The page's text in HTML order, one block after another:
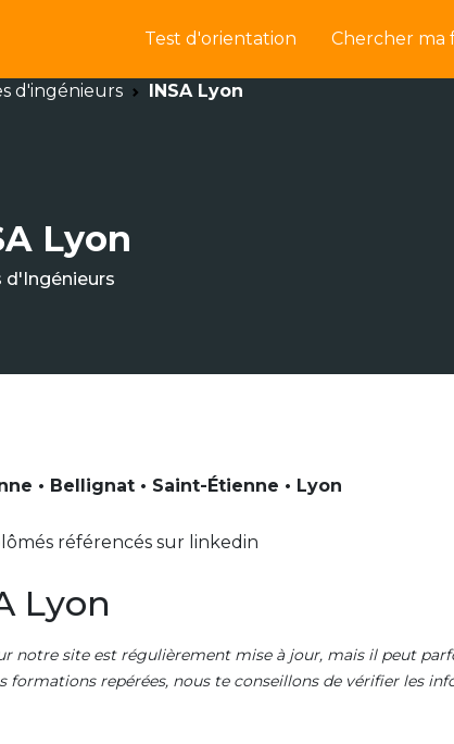
Test d'orientation Chercher ma
d'ingénieurs INSA Lyon
Lyon
d'Ingénieurs
• Bellignat • Saint-Étienne • Lyon
référencés sur linkedin
Lyon
notre site est régulièrement mise à jour, mais il peut
formations repérées, nous te conseillons de vérifier les